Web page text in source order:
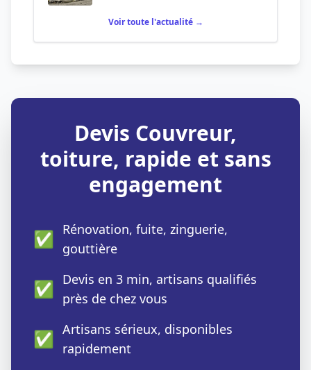
Voir toute l'actualité →
Devis Couvreur,
toiture, rapide et sans
engagement
✅ Rénovation, fuite, zinguerie,
gouttière
✅ Devis en 3 min, artisans qualifiés
près de chez vous
✅ Artisans sérieux, disponibles
rapidement